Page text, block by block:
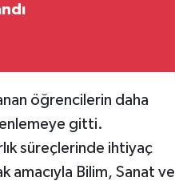
öğrencilerin daha
gitti.
süreçlerinde ihtiyaç
amacıyla Bilim, Sanat ve